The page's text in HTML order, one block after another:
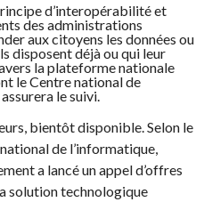
d’interopérabilité et
des administrations
aux citoyens les données ou
disposent déjà ou qui leur
la plateforme nationale
le Centre national de
le suivi.
bientôt disponible. Selon le
de l’informatique,
a lancé un appel d’offres
solution technologique